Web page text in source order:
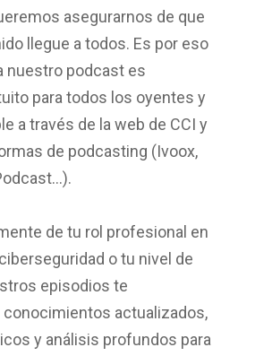
asegurarnos de que
llegue a todos. Es por eso
nuestro podcast es
para todos los oyentes y
a través de la web de CCI y
de podcasting (Ivoox,
de tu rol profesional en
o tu nivel de
episodios te
conocimientos actualizados,
y análisis profundos para